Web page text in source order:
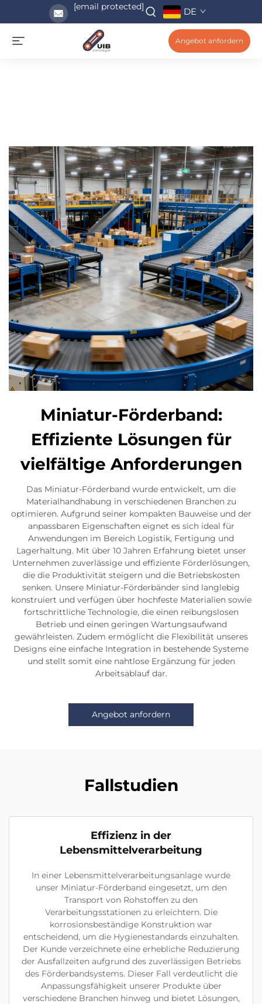
[email protected] DE
Angebot anfordern
Miniatur-Förderband:
Effiziente Lösungen für
vielfältige Anforderungen
Das Miniatur-Förderband wurde entwickelt, um die
Materialhandhabung in verschiedenen Branchen zu
optimieren. Aufgrund seiner kompakten Bauweise und der
anpassbaren Eigenschaften eignet es sich ideal für
Anwendungen im Bereich Logistik, Fertigung und
Lagerhaltung. Mit über 10 Jahren Erfahrung bietet unser
Unternehmen zuverlässige und effiziente Förderlösungen,
die die Produktivität steigern und die Betriebskosten
senken. Unsere Miniatur-Förderbänder sind langlebig
konstruiert und verfügen über hochfeste Materialien sowie
fortschrittliche Technologie, die einen reibungslosen
Betrieb und einen geringen Wartungsaufwand
gewährleisten. Zudem ermöglicht die Flexibilität unseres
Designs eine einfache Integration in bestehende Systeme
und stellt somit eine nahtlose Ergänzung für jeden
Arbeitsablauf dar.
Angebot anfordern
Fallstudien
Effizienz in der
Lebensmittelverarbeitung
In einer Lebensmittelverarbeitungsanlage wurde
unser Miniatur-Förderband eingesetzt, um den
Transport von Rohstoffen zu den
Verarbeitungsstationen zu erleichtern. Die
korrosionsbeständige Konstruktion war
entscheidend, um die Hygienestandards einzuhalten.
Der Kunde verzeichnete eine erhebliche Reduzierung
der Ausfallzeiten aufgrund des zuverlässigen Betriebs
des Förderbandsystems. Dieser Fall verdeutlicht die
Anpassungsfähigkeit unserer Produkte über
verschiedene Branchen hinweg und bietet Lösungen,